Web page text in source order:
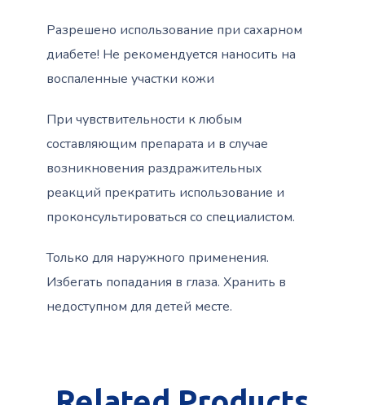
Разрешено использование при сахарном
диабете! Не рекомендуется наносить на
воспаленные участки кожи
При чувствительности к любым
составляющим препарата и в случае
возникновения раздражительных
реакций прекратить использование и
проконсультироваться со специалистом.
Только для наружного применения.
Избегать попадания в глаза. Хранить в
недоступном для детей месте.